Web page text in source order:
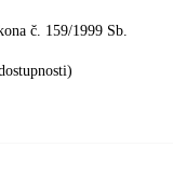
č. 159/1999 Sb.